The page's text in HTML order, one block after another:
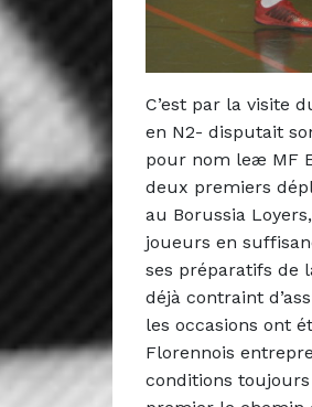
C’est par la visite
en N2- disputait
pour nom leæ MF
deux premiers
au Borussia
joueurs en
ses préparatifs de
déjà contraint
les occasions ont
Florennois
conditions